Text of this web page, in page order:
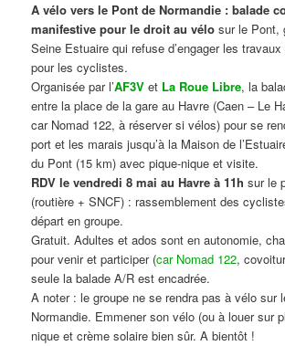
A vélo vers le Pont de Normandie : balade
manifestive pour le droit au vélo sur le Pont,
Seine Estuaire qui refuse d’engager les
pour les cyclistes.
Organisée par l’AF3V et La Roue Libre, la
entre la place de la gare au Havre (Caen – Le
car Nomad 122, à réserver si vélos) pour se
port et les marais jusqu’à la Maison de
du Pont (15 km) avec pique-nique et visite.
RDV le vendredi 8 mai au Havre à 11h sur le
(routière + SNCF) : rassemblement des
départ en groupe.
Gratuit. Adultes et ados sont en autonomie,
pour venir et participer (car Nomad 122,
seule la balade A/R est encadrée.
A noter : le groupe ne se rendra pas à vélo sur
Normandie. Emmener son vélo (ou à louer sur
nique et crème solaire bien sûr. A bientôt !